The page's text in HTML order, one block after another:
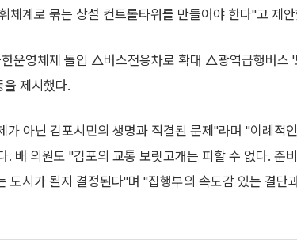
체계로 묶는 상설 컨트롤타워를 만들어야 한다"고 제
운영체제 돌입 △버스전용차로 확대 △광역급행버스 '
제시했다.
아닌 김포시민의 생명과 직결된 문제"라며 "이례적
. 배 의원도 "김포의 교통 보릿고개는 피할 수 없다. 준
도시가 될지 결정된다"며 "집행부의 속도감 있는 결단